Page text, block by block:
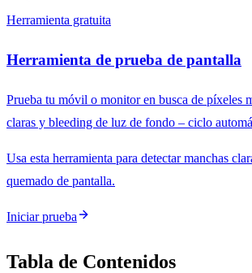
Herramienta gratuita
Herramienta de prueba de pantalla
Prueba tu móvil o monitor en busca de píxeles
claras y bleeding de luz de fondo – ciclo
Usa esta herramienta para detectar manchas
quemado de pantalla.
Iniciar prueba
Tabla de Contenidos